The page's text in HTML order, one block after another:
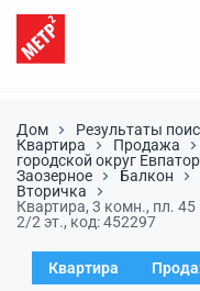
Дом
Результаты
Квартира
Продажа
городской округ
Заозерное
Балкон
Вторичка
Квартира, 3 комн., пл. 45
2/2 эт., код: 452297
Квартира